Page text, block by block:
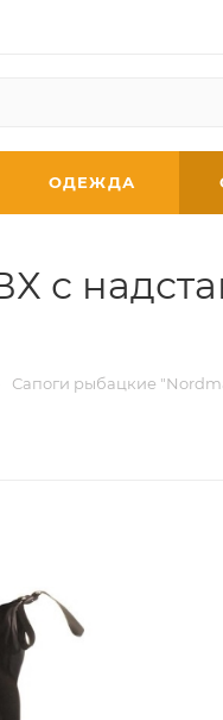
ОДЕЖДА
Сапоги рыбацкие